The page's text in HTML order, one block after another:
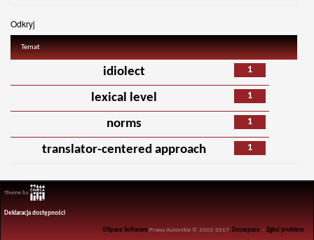
Odkryj
Temat
1
idiolect
1
lexical level
1
norms
1
translator-centered approach
Theme by
Deklaracja dostępności
DSpace Software Prawa Autorskie © 2002-2017 Duraspace -Zgłoś problem